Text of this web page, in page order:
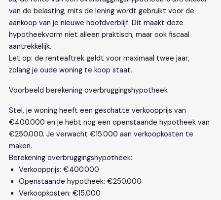
van de belasting, mits de lening wordt gebruikt voor de
aankoop van je nieuwe hoofdverblijf. Dit maakt deze
hypotheekvorm niet alleen praktisch, maar ook fiscaal
aantrekkelijk.
Let op: de renteaftrek geldt voor maximaal twee jaar,
zolang je oude woning te koop staat.
Voorbeeld berekening overbruggingshypotheek
Stel, je woning heeft een geschatte verkoopprijs van
€400.000 en je hebt nog een openstaande hypotheek van
€250.000. Je verwacht €15.000 aan verkoopkosten te
maken.
Berekening overbruggingshypotheek:
Verkoopprijs: €400.000
Openstaande hypotheek: €250.000
Verkoopkosten: €15.000